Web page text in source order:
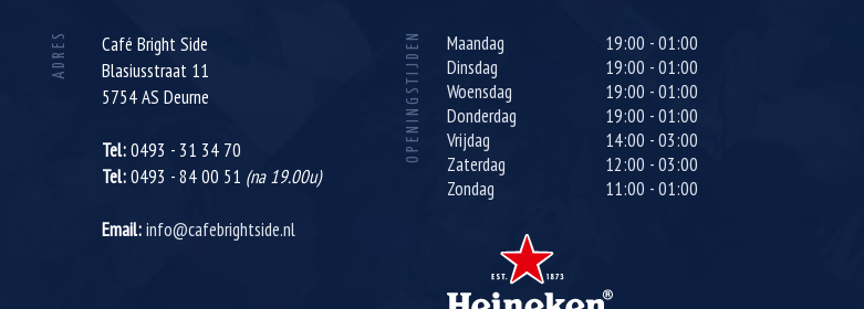
ADRES
Café Bright Side
Blasiusstraat 11
5754 AS Deurne
Tel:0493 - 31 34 70
Tel:0493 - 84 00 51 (na 19.00u)
Email:info@cafebrightside.nl
OPENINGSTIJDEN Maandag
19:00 - 01:00
Dinsdag
19:00 - 01:00
Woensdag
19:00 - 01:00
Donderdag
19:00 - 01:00
Vrijdag
14:00 - 03:00
Zaterdag
12:00 - 03:00
Zondag
11:00 - 01:00